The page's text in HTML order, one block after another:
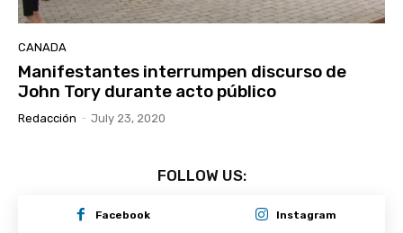
CANADA
Manifestantes interrumpen discurso de
John Tory durante acto público
Redacción - July 23, 2020
FOLLOW US:
Facebook Instagram